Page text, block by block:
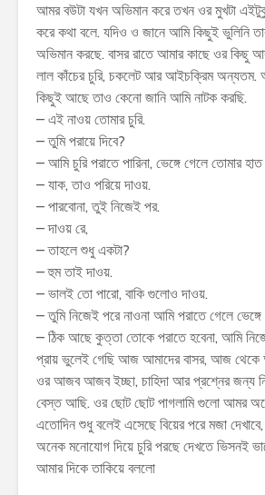
আমর বউটা যখন অভিমান করে তখন ওর মুখটা
করে কথা বলে. যদিও ও জানে আমি কিছুই ভুলিনি
অভিমান করছে. বাসর রাতে আমার কাছে ওর কিছু
লাল কাঁচের চুরি, চকলেট আর আইচক্রিম অন্যতম.
কিছুই আছে তাও কেনো জানি আমি নাটক করছি.
– এই নাওয় তোমার চুরি.
– তুমি পরায়ে দিবে?
– আমি চুরি পরাতে পারিনা, ভেঙ্গে গেলে তোমার হাত
– যাক, তাও পরিয়ে দাওয়.
– পারবোনা, তুই নিজেই পর.
– দাওয় রে,
– তাহলে শুধু একটা?
– হুম তাই দাওয়.
– ভালই তো পারো, বাকি গুলোও দাওয়.
– তুমি নিজেই পরে নাওনা আমি পরাতে গেলে
– ঠিক আছে কুত্তা তোকে পরাতে হবেনা, আমি
প্রায় ভুলেই গেছি আজ আমাদের বাসর, আজ থেকে
ওর আজব আজব ইচ্ছা, চাহিদা আর প্রশ্নের জন্য
বেস্ত আছি. ওর ছোট ছোট পাগলামি গুলো আমর
এতোদিন শুধু বলেই এসেছে বিয়ের পরে মজা
অনেক মনোযোগ দিয়ে চুরি পরছে দেখতে ভিসনই
আমার দিকে তাকিয়ে বললো